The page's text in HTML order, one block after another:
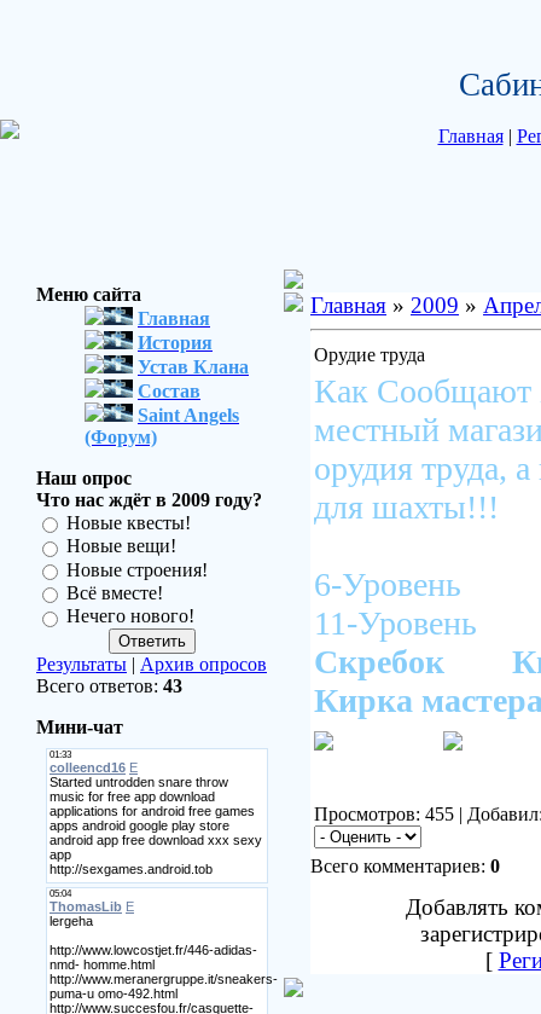
Главная|
Меню сайта
Главная
История
Устав Клана
Состав
Saint Angels
(Форум)
Наш опрос
Что нас ждёт в 2009 году?
Новые квесты!
Новые вещи!
Новые строения!
Всё вместе!
Нечего нового!
Результаты | Архив опросов
Всего ответов: 43
Мини-чат
Главная » 2009 »
Орудие труда
Как Сообщают
местный
орудия труда,
для шахты!!!
6-
11-Уровень
Скребок
Кирка
Просмотров: 455 |
Всего комментариев: 0
Добавлять
[